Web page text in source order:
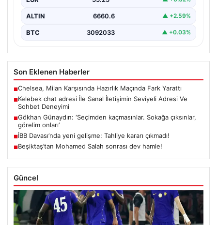
ALTIN 6660.6 ▲ +2.59%
BTC 3092033 ▲ +0.03%
Son Eklenen Haberler
■Chelsea, Milan Karşısında Hazırlık Maçında Fark Yarattı
■Kelebek chat adresi İle Sanal İletişimin Seviyeli Adresi Ve
Sohbet Deneyimi
■Gökhan Günaydın: ‘Seçimden kaçmasınlar. Sokağa çıksınlar,
görelim onları’
■İBB Davası’nda yeni gelişme: Tahliye kararı çıkmadı!
■Beşiktaş’tan Mohamed Salah sonrası dev hamle!
Güncel